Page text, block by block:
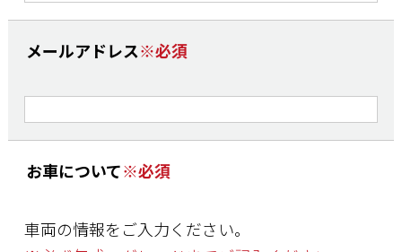
メールアドレス※必須
お車について※必須
車両の情報をご入力ください。